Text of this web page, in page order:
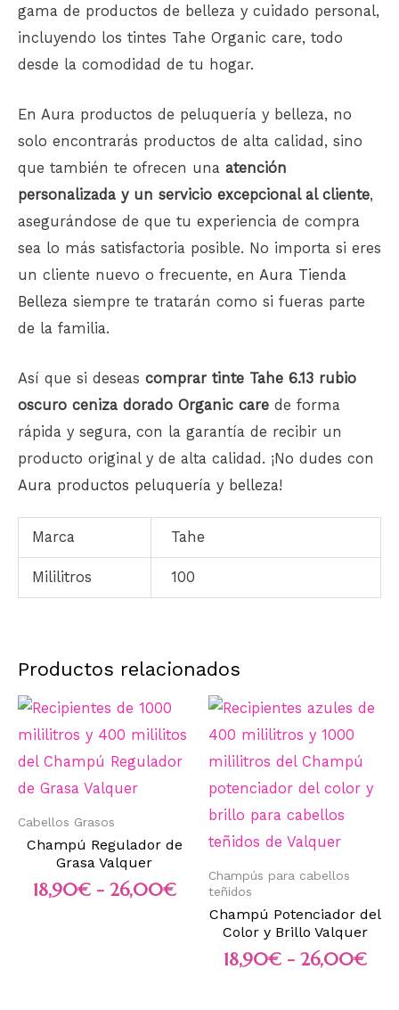
gama de productos de belleza y cuidado personal,
incluyendo los tintes Tahe Organic care, todo
desde la comodidad de tu hogar.
En Aura productos de peluquería y belleza, no
solo encontrarás productos de alta calidad, sino
que también te ofrecen una atención
personalizada y un servicio excepcional al cliente,
asegurándose de que tu experiencia de compra
sea lo más satisfactoria posible. No importa si eres
un cliente nuevo o frecuente, en Aura Tienda
Belleza siempre te tratarán como si fueras parte
de la familia.
Así que si deseas comprar tinte Tahe 6.13 rubio
oscuro ceniza dorado Organic care de forma
rápida y segura, con la garantía de recibir un
producto original y de alta calidad. ¡No dudes con
Aura productos peluquería y belleza!
Marca Tahe
Mililitros 100
Productos relacionados
Cabellos Grasos
Champú Regulador de
Grasa Valquer
18,90€ - 26,00€
Champús para cabellos
teñidos
Champú Potenciador del
Color y Brillo Valquer
18,90€ - 26,00€